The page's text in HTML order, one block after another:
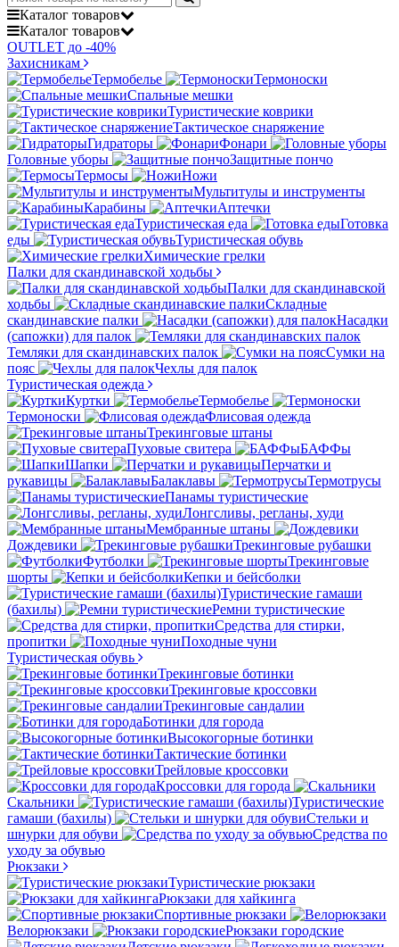
Каталог товаров
Каталог товаров
OUTLET до -40%
Захисникам
Термобелье
Термоноски
Спальные мешки
Туристические коврики
Тактическое снаряжение
Гидраторы
Фонари
Головные уборы
Защитные пончо
Термосы
Ножи
Мультитулы и инструменты
Карабины
Аптечки
Туристическая еда
Готовка
еды
Туристическая обувь
Химические грелки
Палки для скандинавской ходьбы
Палки для скандинавской
ходьбы
Складные
скандинавские палки
Насадки
(сапожки) для палок
Темляки для скандинавских палок
Сумки на
пояс
Чехлы для палок
Туристическая одежда
Куртки
Термобелье
Термоноски
Флисовая одежда
Трекинговые штаны
Пуховые свитера
БАФФы
Шапки
Перчатки и
рукавицы
Балаклавы
Термотрусы
Панамы туристические
Лонгсливы, регланы, худи
Мембранные штаны
Дождевики
Трекинговые рубашки
Футболки
Трекинговые
шорты
Кепки и бейсболки
Туристические гамаши
(бахилы)
Ремни туристические
Средства для стирки,
пропитки
Походные чуни
Туристическая обувь
Трекинговые ботинки
Трекинговые кроссовки
Трекинговые сандалии
Ботинки для города
Высокогорные ботинки
Тактические ботинки
Трейловые кроссовки
Кроссовки для города
Скальники
Туристические
гамаши (бахилы)
Стельки и
шнурки для обуви
Средства по
уходу за обувью
Рюкзаки
Туристические рюкзаки
Рюкзаки для хайкинга
Спортивные рюкзаки
Велорюкзаки
Рюкзаки городские